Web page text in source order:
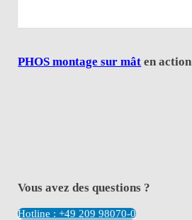
PHOS montage sur mât en action
Vous avez des questions ?
Hotline : +49 209 98070-0